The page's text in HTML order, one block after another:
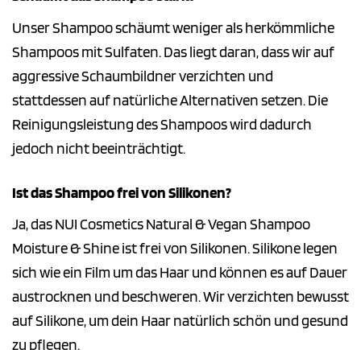
Unser Shampoo schäumt weniger als herkömmliche
Shampoos mit Sulfaten. Das liegt daran, dass wir auf
aggressive Schaumbildner verzichten und
stattdessen auf natürliche Alternativen setzen. Die
Reinigungsleistung des Shampoos wird dadurch
jedoch nicht beeinträchtigt.
Ist das Shampoo frei von Silikonen?
Ja, das NUI Cosmetics Natural & Vegan Shampoo
Moisture & Shine ist frei von Silikonen. Silikone legen
sich wie ein Film um das Haar und können es auf Dauer
austrocknen und beschweren. Wir verzichten bewusst
auf Silikone, um dein Haar natürlich schön und gesund
zu pflegen.